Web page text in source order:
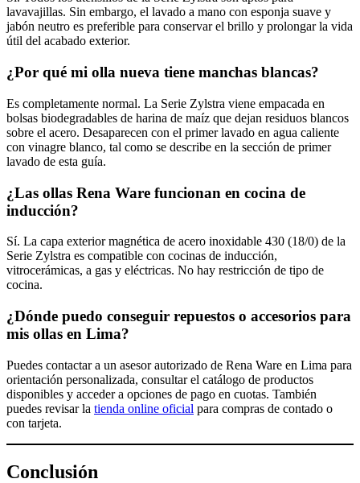
lavavajillas. Sin embargo, el lavado a mano con esponja suave y
jabón neutro es preferible para conservar el brillo y prolongar la vida
útil del acabado exterior.
¿Por qué mi olla nueva tiene manchas blancas?
Es completamente normal. La Serie Zylstra viene empacada en
bolsas biodegradables de harina de maíz que dejan residuos blancos
sobre el acero. Desaparecen con el primer lavado en agua caliente
con vinagre blanco, tal como se describe en la sección de primer
lavado de esta guía.
¿Las ollas Rena Ware funcionan en cocina de
inducción?
Sí. La capa exterior magnética de acero inoxidable 430 (18/0) de la
Serie Zylstra es compatible con cocinas de inducción,
vitrocerámicas, a gas y eléctricas. No hay restricción de tipo de
cocina.
¿Dónde puedo conseguir repuestos o accesorios para
mis ollas en Lima?
Puedes contactar a un asesor autorizado de Rena Ware en Lima para
orientación personalizada, consultar el catálogo de productos
disponibles y acceder a opciones de pago en cuotas. También
puedes revisar la tienda online oficial para compras de contado o
con tarjeta.
Conclusión